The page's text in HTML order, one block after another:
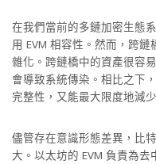
在我們當前的多鏈加密生態
用 EVM 相容性。然而，跨
雜化。跨鏈橋中的資產很容
會導致系統傳染。相比之下
完整性，又能最大限度地減
儘管存在意識形態差異，比
大。以太坊的 EVM 負責為